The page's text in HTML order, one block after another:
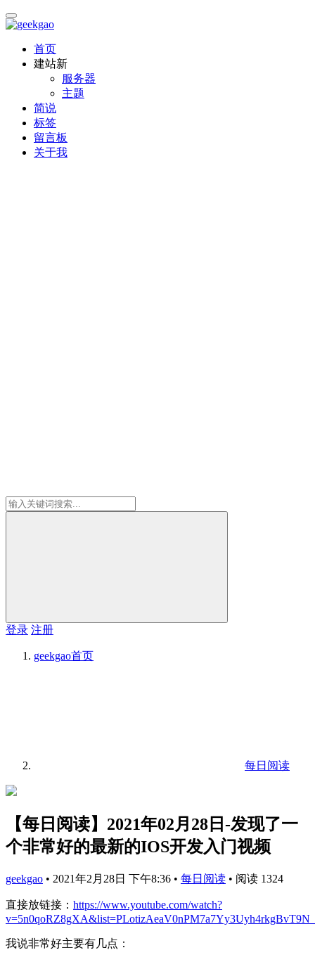
首页
建站新
服务器
主题
简说
标签
留言板
关于我
登录 注册
geekgao首页
每日阅读
【每日阅读】2021年02月28日-发现了一
个非常好的最新的IOS开发入门视频
geekgao • 2021年2月28日 下午8:36 • 每日阅读 • 阅读 1324
直接放链接： https://www.youtube.com/watch?
我说非常好主要有几点：